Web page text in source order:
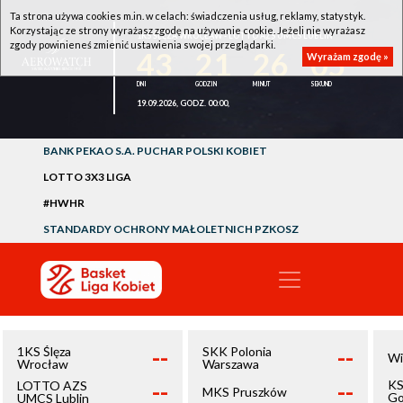
1KS ŚLĘZA WROCŁAW - LOTTO AZS UMCS LUBLIN
05
19.09.2026, GODZ. 00:00,
BANK PEKAO S.A. PUCHAR POLSKI KOBIET
LOTTO 3X3 LIGA
#HWHR
STANDARDY OCHRONY MAŁOLETNICH PZKOSZ
1KS Ślęza
Wrocław
--
LOTTO AZS
UMCS Lublin
--
SKK Polonia
Warszawa
--
MKS Pruszków --
Ta strona używa cookies m.in. w celach: świadczenia usług, reklamy, statystyk.
Korzystając ze strony wyrażasz zgodę na używanie cookie. Jeżeli nie wyrażasz
zgody powinieneś zmienić ustawienia swojej przeglądarki.
Wyrażam zgodę »